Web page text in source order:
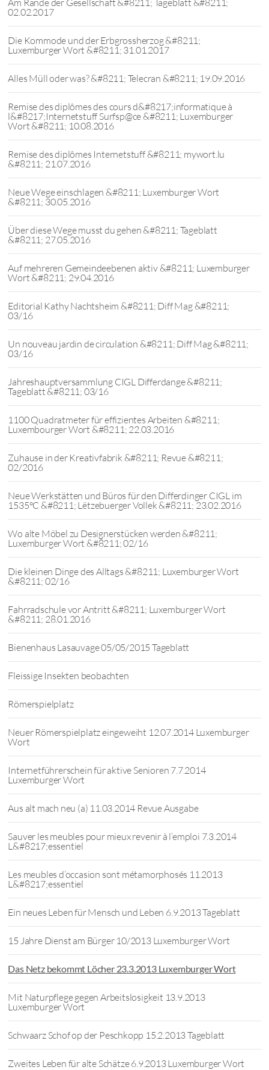
Am Rande der Gesellschaft &#8211; Tageblatt &#8211;
02.02.2017
Die Kommode und der Erbgrossherzog &#8211;
Luxemburger Wort &#8211; 31.01.2017
Alles Müll oder was? &#8211; Telecran &#8211; 19.09.2016
Remise des diplômes des cours d&#8217;informatique à
l&#8217;Internetstuff Surfsp@ce &#8211; Luxemburger
Wort &#8211; 10.08.2016
Remise des diplômes Internetstuff &#8211; mywort.lu
&#8211; 21.07.2016
Neue Wege einschlagen &#8211; Luxemburger Wort
&#8211; 30.05.2016
Über diese Wege musst du gehen &#8211; Tageblatt
&#8211; 27.05.2016
Auf mehreren Gemeindeebenen aktiv &#8211; Luxemburger
Wort &#8211; 29.04.2016
Editorial Kathy Nachtsheim &#8211; Diff Mag &#8211;
03/16
Un nouveau jardin de circulation &#8211; Diff Mag &#8211;
03/16
Jahreshauptversammlung CIGL Differdange &#8211;
Tageblatt &#8211; 03/16
1100 Quadratmeter für effizientes Arbeiten &#8211;
Luxembourger Wort &#8211; 22.03.2016
Zuhause in der Kreativfabrik &#8211; Revue &#8211;
02/2016
Neue Werkstätten und Büros für den Differdinger CIGL im
1535°C &#8211; Lëtzebuerger Vollek &#8211; 23.02.2016
Wo alte Möbel zu Designerstücken werden &#8211;
Luxemburger Wort &#8211; 02/16
Die kleinen Dinge des Alltags &#8211; Luxemburger Wort
&#8211; 02/16
Fahrradschule vor Antritt &#8211; Luxemburger Wort
&#8211; 28.01.2016
Bienenhaus Lasauvage 05/05/2015 Tageblatt
Fleissige Insekten beobachten
Römerspielplatz
Neuer Römerspielplatz eingeweiht 12.07.2014 Luxemburger
Wort
Internetführerschein für aktive Senioren 7.7.2014
Luxemburger Wort
Aus alt mach neu (a) 11.03.2014 Revue Ausgabe
Sauver les meubles pour mieux revenir à l’emploi 7.3.2014
L&#8217;essentiel
Les meubles d’occasion sont métamorphosés 11.2013
L&#8217;essentiel
Ein neues Leben für Mensch und Leben 6.9.2013 Tageblatt
15 Jahre Dienst am Bürger 10/2013 Luxemburger Wort
Das Netz bekommt Löcher 23.3.2013 Luxemburger Wort
Mit Naturpflege gegen Arbeitslosigkeit 13.9.2013
Luxemburger Wort
Schwaarz Schof op der Peschkopp 15.2.2013 Tageblatt
Zweites Leben für alte Schätze 6.9.2013 Luxemburger Wort